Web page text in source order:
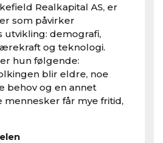
Realkapital AS, er
som påvirker
utvikling: demografi,
og teknologi.
hun følgende:
blir eldre, noe
behov og en annet
mennesker får mye fritid,